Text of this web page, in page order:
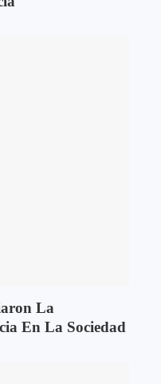
La
En La Sociedad